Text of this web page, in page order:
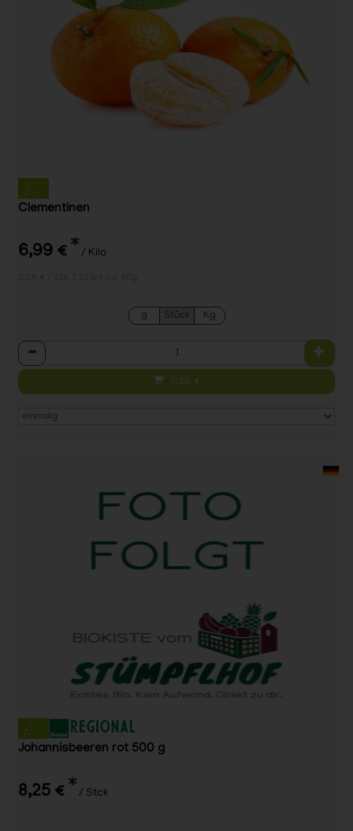
Clementinen
6,99 € * / Kilo
g Stück Kg
Anzahl
0,56 €
Johannisbeeren rot 500 g
8,25 € * / Stck